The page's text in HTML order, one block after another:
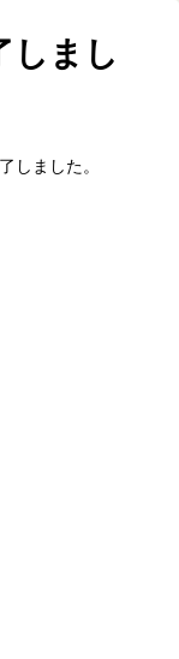
しまし
しました。